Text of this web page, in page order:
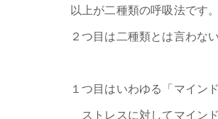
以上が二種類の呼吸法です。
２つ目は二種類とは言わな
１つ目はいわゆる「マイン
ストレスに対してマイン